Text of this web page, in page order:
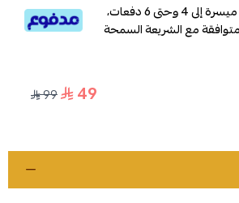
قسم دفعاتك بطريقة ميسرة إلى 4 وحتى 6 دفعات،
مع الشريعة السمحة
49
99